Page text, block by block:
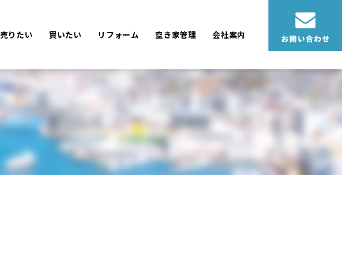
売りたい 買いたい リフォーム 空き家管理 会社案内